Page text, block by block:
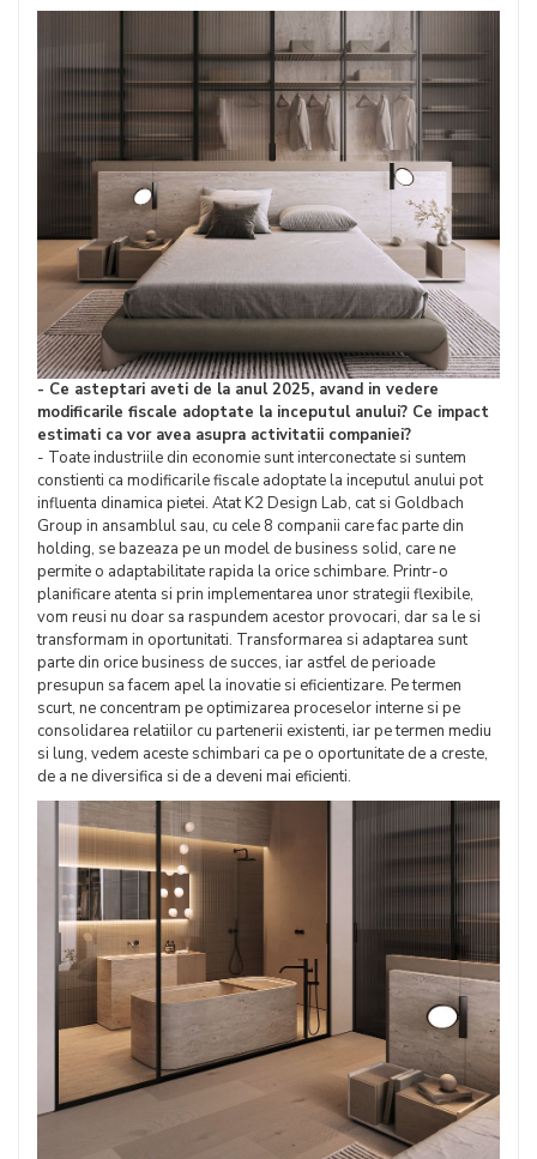
- Ce asteptari aveti de la anul 2025, avand in vedere
modificarile fiscale adoptate la inceputul anului? Ce impact
estimati ca vor avea asupra activitatii companiei?
- Toate industriile din economie sunt interconectate si suntem
constienti ca modificarile fiscale adoptate la inceputul anului pot
influenta dinamica pietei. Atat K2 Design Lab, cat si Goldbach
Group in ansamblul sau, cu cele 8 companii care fac parte din
holding, se bazeaza pe un model de business solid, care ne
permite o adaptabilitate rapida la orice schimbare. Printr-o
planificare atenta si prin implementarea unor strategii flexibile,
vom reusi nu doar sa raspundem acestor provocari, dar sa le si
transformam in oportunitati. Transformarea si adaptarea sunt
parte din orice business de succes, iar astfel de perioade
presupun sa facem apel la inovatie si eficientizare. Pe termen
scurt, ne concentram pe optimizarea proceselor interne si pe
consolidarea relatiilor cu partenerii existenti, iar pe termen mediu
si lung, vedem aceste schimbari ca pe o oportunitate de a creste,
de a ne diversifica si de a deveni mai eficienti.